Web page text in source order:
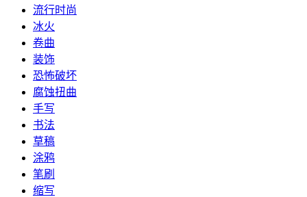
流行时尚
冰火
卷曲
装饰
恐怖破坏
腐蚀扭曲
手写
书法
草稿
涂鸦
笔刷
缩写